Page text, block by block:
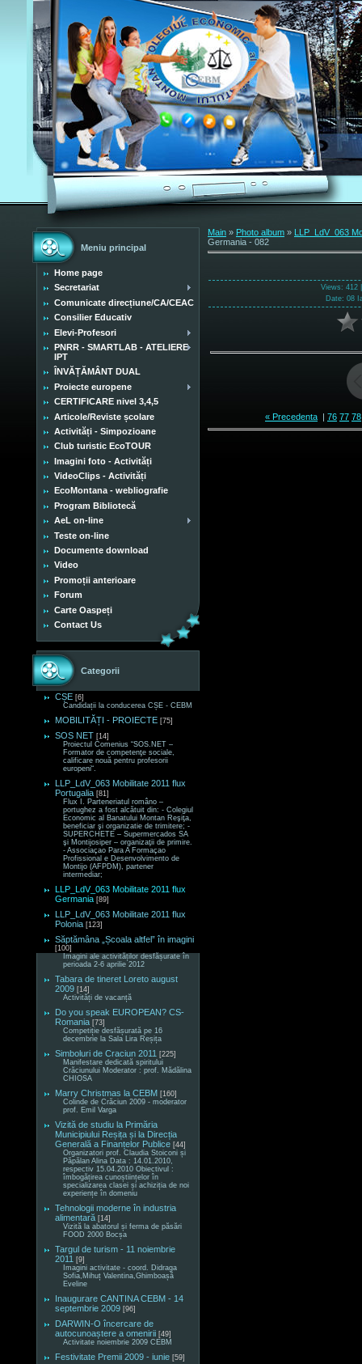
Meniu principal
Home page
Secretariat
Comunicate direcțiune/CA/CEAC
Consilier Educativ
Elevi-Profesori
PNRR - SMARTLAB - ATELIERE
IPT
ÎNVĂȚĂMÂNT DUAL
Proiecte europene
CERTIFICARE nivel 3,4,5
Articole/Reviste școlare
Activități - Simpozioane
Club turistic EcoTOUR
Imagini foto - Activități
VideoClips - Activități
EcoMontana - webliografie
Program Bibliotecă
AeL on-line
Teste on-line
Documente download
Video
Promoții anterioare
Forum
Carte Oaspeți
Contact Us
Categorii
CȘE [6]
Candidații la conducerea CȘE - CEBM
MOBILITĂȚI - PROIECTE [75]
SOS NET [14]
Proiectul Comenius “SOS.NET –
Formator de competenţe sociale,
calificare nouă pentru profesorii
europeni“.
LLP_LdV_063 Mobilitate 2011 flux
Portugalia [81]
Flux I. Parteneriatul româno –
portughez a fost alcătuit din: - Colegiul
Economic al Banatului Montan Reşiţa,
beneficiar şi organizatie de trimitere; -
SUPERCHETE – Supermercados SA
şi Montijosiper – organizaţii de primire.
- Associaçao Para A Formaçao
Profissional e Desenvolvimento de
Montijo (AFPDM), partener
intermediar;
LLP_LdV_063 Mobilitate 2011 flux
Germania [89]
LLP_LdV_063 Mobilitate 2011 flux
Polonia [123]
Săptămâna „Școala altfel” în imagini
[100]
Imagini ale activităților desfășurate în
perioada 2-6 aprilie 2012
Tabara de tineret Loreto august
2009 [14]
Activități de vacanță
Do you speak EUROPEAN? CS-
Romania [73]
Competiție desfășurată pe 16
decembrie la Sala Lira Reșița
Simboluri de Craciun 2011 [225]
Manifestare dedicată spiritului
Crăciunului Moderator : prof. Mădălina
CHIOSA
Marry Christmas la CEBM [160]
Colinde de Crăciun 2009 - moderator
prof. Emil Varga
Vizită de studiu la Primăria
Municipiului Reșița și la Direcția
Generală a Finanțelor Publice [44]
Organizatori prof. Claudia Stoiconi și
Păpălan Alina Data : 14.01.2010,
respectiv 15.04.2010 Obiectivul :
îmbogățirea cunoștiințelor în
specializarea clasei și achiziția de noi
experiențe în domeniu
Tehnologii moderne în industria
alimentară [14]
Vizită la abatorul și ferma de păsări
FOOD 2000 Bocșa
Targul de turism - 11 noiembrie
2011 [9]
Imagini activitate - coord. Didraga
Sofia,Mihuț Valentina,Ghimboașă
Eveline
Inaugurare CANTINA CEBM - 14
septembrie 2009 [96]
DARWIN-O încercare de
autocunoaștere a omenirii [49]
Activitate noiembrie 2009 CEBM
Festivitate Premii 2009 - iunie [59]
Main » Photo album » LLP_LdV_063
Germania - 082
Views: 412
Date: 08
« Precedenta | 76 77 78